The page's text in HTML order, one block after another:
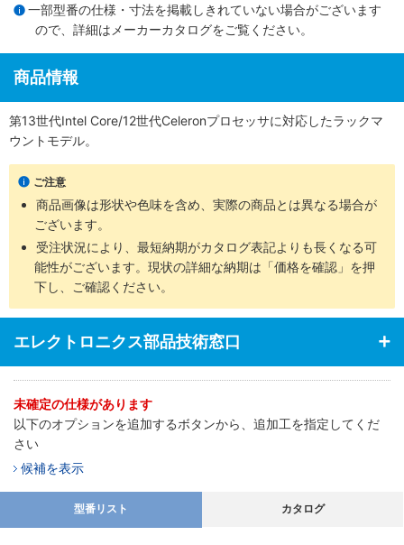
一部型番の仕様・寸法を掲載しきれていない場合がございます
ので、詳細は メーカーカタログをご覧ください。
商品情報
第13世代Intel Core/12世代Celeronプロセッサに対応したラックマ
ウントモデル。
ご注意
商品画像は形状や色味を含め、実際の商品とは異なる場合が
ございます。
受注状況により、最短納期がカタログ表記よりも長くなる可
能性がございます。現状の詳細な納期は「価格を確認」を押
下し、ご確認ください。
エレクトロニクス部品技術窓口
未確定の仕様があります
以下のオプションを追加するボタンから、追加工を指定してくだ
さい
候補を表示
型番リスト カタログ